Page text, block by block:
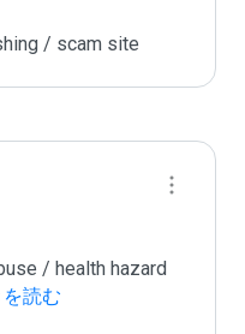
/ scam site
/ health hazard
読む